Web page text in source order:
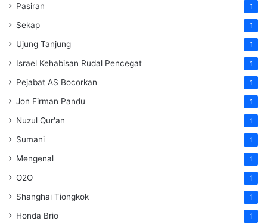
Pasiran 1
Sekap 1
Ujung Tanjung 1
Israel Kehabisan Rudal Pencegat 1
Pejabat AS Bocorkan 1
Jon Firman Pandu 1
Nuzul Qur'an 1
Sumani 1
Mengenal 1
O2O 1
Shanghai Tiongkok 1
Honda Brio 1